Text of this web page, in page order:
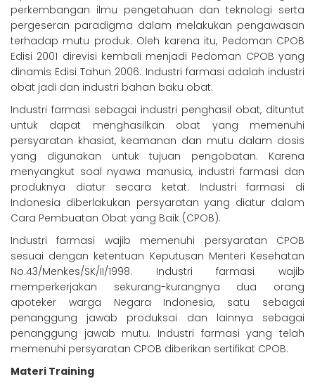
perkembangan ilmu pengetahuan dan teknologi serta
pergeseran paradigma dalam melakukan pengawasan
terhadap mutu produk. Oleh karena itu, Pedoman CPOB
Edisi 2001 direvisi kembali menjadi Pedoman CPOB yang
dinamis Edisi Tahun 2006. Industri farmasi adalah industri
obat jadi dan industri bahan baku obat.
Industri farmasi sebagai industri penghasil obat, dituntut
untuk dapat menghasilkan obat yang memenuhi
persyaratan khasiat, keamanan dan mutu dalam dosis
yang digunakan untuk tujuan pengobatan. Karena
menyangkut soal nyawa manusia, industri farmasi dan
produknya diatur secara ketat. Industri farmasi di
Indonesia diberlakukan persyaratan yang diatur dalam
Cara Pembuatan Obat yang Baik (CPOB).
Industri farmasi wajib memenuhi persyaratan CPOB
sesuai dengan ketentuan Keputusan Menteri Kesehatan
No.43/Menkes/SK/II/1998. Industri farmasi wajib
memperkerjakan sekurang-kurangnya dua orang
apoteker warga Negara Indonesia, satu sebagai
penanggung jawab produksai dan lainnya sebagai
penanggung jawab mutu. Industri farmasi yang telah
memenuhi persyaratan CPOB diberikan sertifikat CPOB.
Materi Training